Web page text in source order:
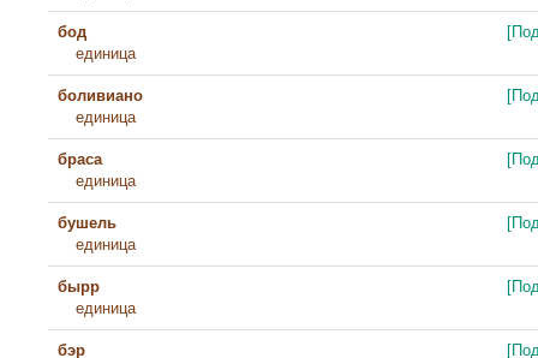
бод
единица
боливиано
единица
браса
единица
бушель
единица
бырр
единица
бэр